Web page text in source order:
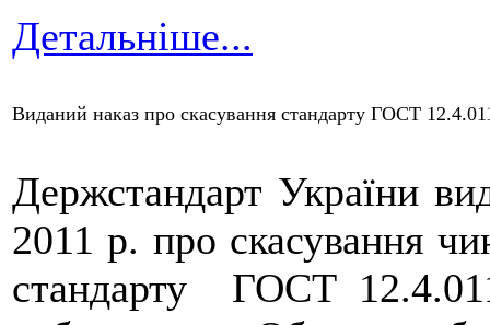
Детальніше...
Виданий наказ про скасування стандарту ГОСТ
Держстандарт України
2011 р. про скасування
стандарту ГОСТ